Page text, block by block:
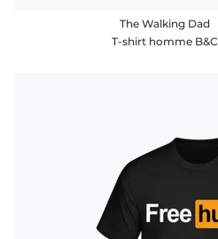
The Walking Dad
T-shirt homme B&C